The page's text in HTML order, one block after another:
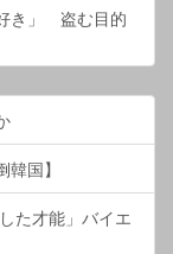
き」 盗む目的
国】
た才能」バイエ